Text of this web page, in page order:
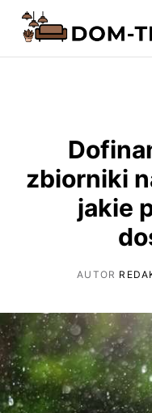
zbiorniki
jakie
AUTOR